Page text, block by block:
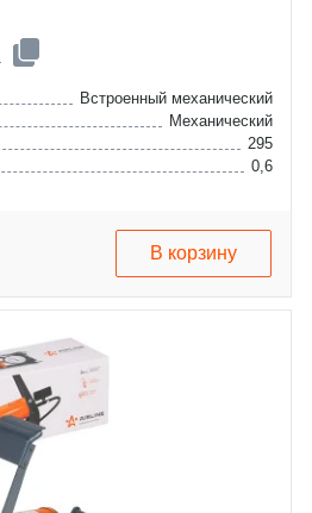
Встроенный механический
Механический
295
0,6
В корзину